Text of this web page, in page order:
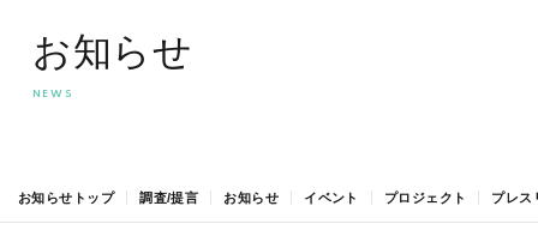
お知らせ
お知らせトップ 調査/提言 お知らせ イベント プロジェクト プレス